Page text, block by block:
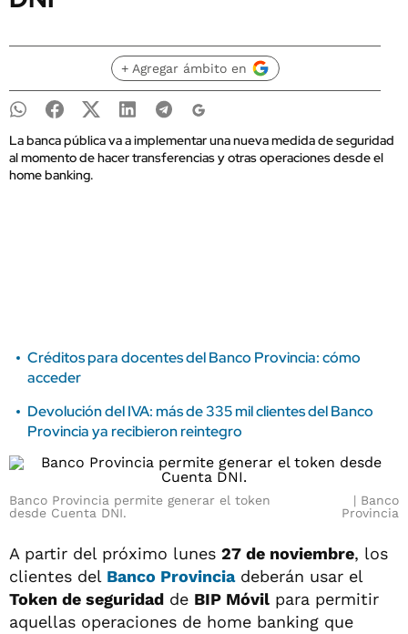
+ Agregar ámbito en
La banca pública va a implementar una nueva medida de seguridad
al momento de hacer transferencias y otras operaciones desde el
home banking.
Créditos para docentes del Banco Provincia: cómo
acceder
Devolución del IVA: más de 335 mil clientes del Banco
Provincia ya recibieron reintegro
Banco Provincia permite generar el token
desde Cuenta DNI.
Banco
Provincia
A partir del próximo lunes 27 de noviembre, los
clientes del Banco Provinciadeberán usar el
Token de seguridad de BIP Móvil para permitir
aquellas operaciones de home banking que